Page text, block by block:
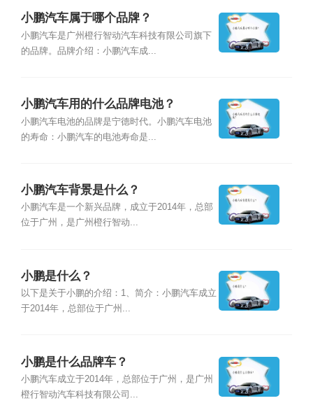
小鹏汽车属于哪个品牌？
小鹏汽车是广州橙行智动汽车科技有限公司旗下
的品牌。品牌介绍：小鹏汽车成...
小鹏汽车用的什么品牌电池？
小鹏汽车电池的品牌是宁德时代。小鹏汽车电池
的寿命：小鹏汽车的电池寿命是...
小鹏汽车背景是什么？
小鹏汽车是一个新兴品牌，成立于2014年，总部
位于广州，是广州橙行智动...
小鹏是什么？
以下是关于小鹏的介绍：1、简介：小鹏汽车成立
于2014年，总部位于广州...
小鹏是什么品牌车？
小鹏汽车成立于2014年，总部位于广州，是广州
橙行智动汽车科技有限公司...